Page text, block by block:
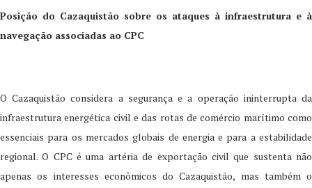
Posição do Cazaquistão sobre os ataques à infraestrutura e à
navegação associadas ao CPC
O Cazaquistão considera a segurança e a operação ininterrupta da
infraestrutura energética civil e das rotas de comércio marítimo como
essenciais para os mercados globais de energia e para a estabilidade
regional. O CPC é uma artéria de exportação civil que sustenta não
apenas os interesses econômicos do Cazaquistão, mas também o